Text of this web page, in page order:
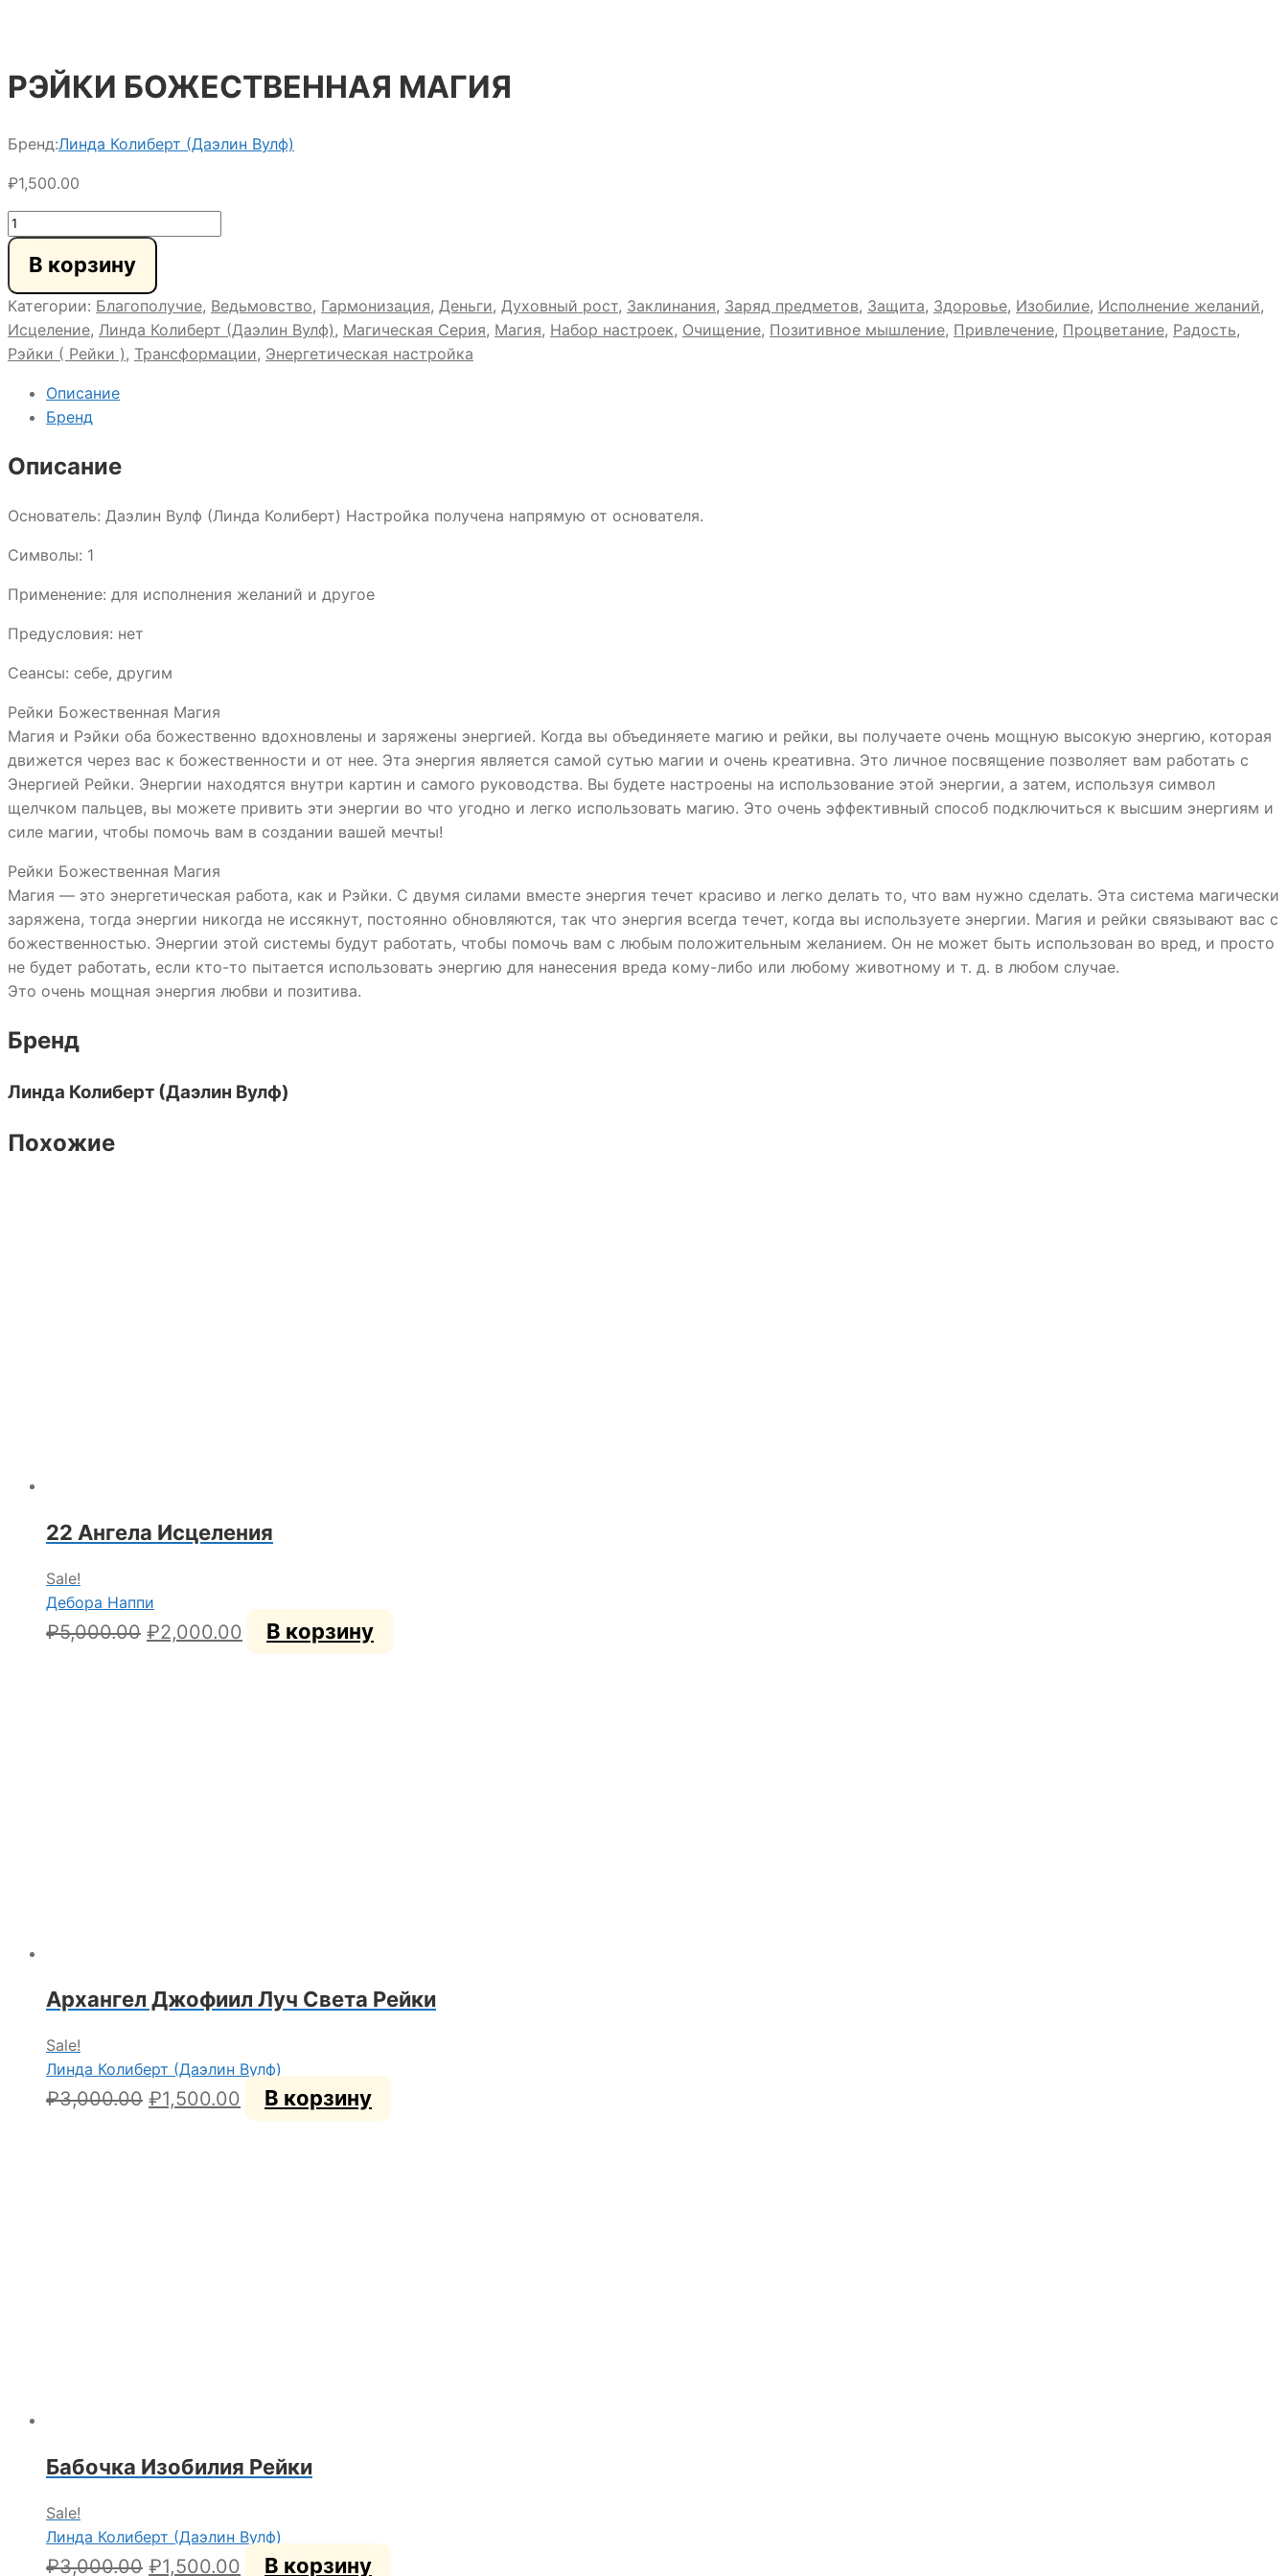
РЭЙКИ БОЖЕСТВЕННАЯ МАГИЯ
Бренд:Линда Колиберт (Даэлин Вулф)
₽1,500.00
Количество
товара
РЭЙКИ
БОЖЕСТВЕННАЯ
МАГИЯ
В корзину
Категории: Благополучие, Ведьмовство, Гармонизация, Деньги, Духовный рост, Заклинания, Заряд предметов, Защита, Здоровье, Изобилие, Исполнение желаний,
Исцеление, Линда Колиберт (Даэлин Вулф) , Магическая Серия, Магия, Набор настроек, Очищение, Позитивное мышление, Привлечение, Процветание, Радость,
Рэйки ( Рейки ) , Трансформации, Энергетическая настройка
Описание
Бренд
Описание
Основатель: Даэлин Вулф (Линда Колиберт) Настройка получена напрямую от основателя.
Символы: 1
Применение: для исполнения желаний и другое
Предусловия: нет
Сеансы: себе, другим
Рейки Божественная Магия
Магия и Рэйки оба божественно вдохновлены и заряжены энергией. Когда вы объединяете магию и рейки, вы получаете очень мощную высокую энергию, которая
движется через вас к божественности и от нее. Эта энергия является самой сутью магии и очень креативна. Это личное посвящение позволяет вам работать с
Энергией Рейки. Энергии находятся внутри картин и самого руководства. Вы будете настроены на использование этой энергии, а затем, используя символ
щелчком пальцев, вы можете привить эти энергии во что угодно и легко использовать магию. Это очень эффективный способ подключиться к высшим энергиям и
силе магии, чтобы помочь вам в создании вашей мечты!
Рейки Божественная Магия
Магия — это энергетическая работа, как и Рэйки. С двумя силами вместе энергия течет красиво и легко делать то, что вам нужно сделать. Эта система магически
заряжена, тогда энергии никогда не иссякнут, постоянно обновляются, так что энергия всегда течет, когда вы используете энергии. Магия и рейки связывают вас с
божественностью. Энергии этой системы будут работать, чтобы помочь вам с любым положительным желанием. Он не может быть использован во вред, и просто
не будет работать, если кто-то пытается использовать энергию для нанесения вреда кому-либо или любому животному и т. д. в любом случае.
Это очень мощная энергия любви и позитива.
Бренд
Линда Колиберт (Даэлин Вулф)
Похожие
22 Ангела Исцеления
Sale!
Дебора Наппи
₽5,000.00 Первоначальная
₽2,000.00 Текущая
цена:
В корзину
Архангел Джофиил Луч Света Рейки
Sale!
Линда Колиберт (Даэлин Вулф)
₽3,000.00 Первоначальная
₽1,500.00 Текущая
цена:
В корзину
Бабочка Изобилия Рейки
Sale!
Линда Колиберт (Даэлин Вулф)
₽3,000.00 Первоначальная
₽1,500.00 Текущая
В корзину